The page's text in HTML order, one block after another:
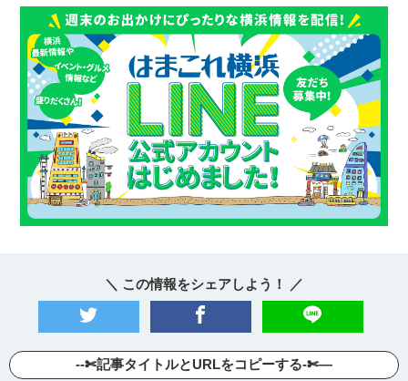
＼ この情報をシェアしよう！ ／
--✄記事タイトルとURLをコピーする-✄—